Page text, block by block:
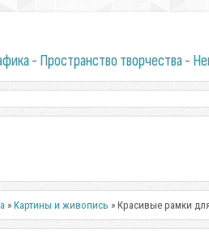
- Пространство творчества -
»Картины и живопись » Красивые рамки